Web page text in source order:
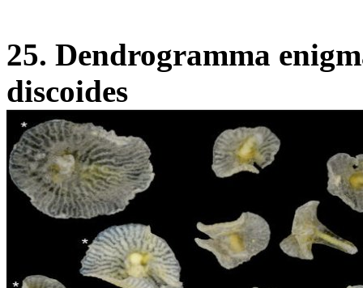
25. Dendrogramma
discoides